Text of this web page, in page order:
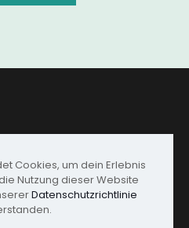
Cookies, um dein Erlebnis
Nutzung dieser Website
Datenschutzrichtlinie